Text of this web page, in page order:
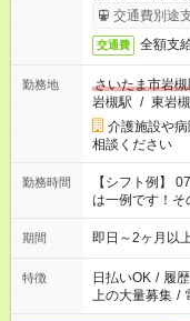
交通費別途
交通費 全額支
勤務地
さいたま市岩
岩槻駅 / 東岩
介護施設や
相談ください
勤務時間
【シフト例】
は一例です！そ
期間 即日～2ヶ月以
特徴 日払いOK / 履
上の大量募集 /